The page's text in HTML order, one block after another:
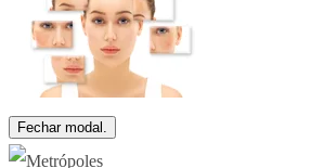
Fechar modal.